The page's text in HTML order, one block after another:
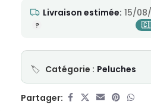
Livraison estimée: 15/
Catégorie : Peluches
Partager: